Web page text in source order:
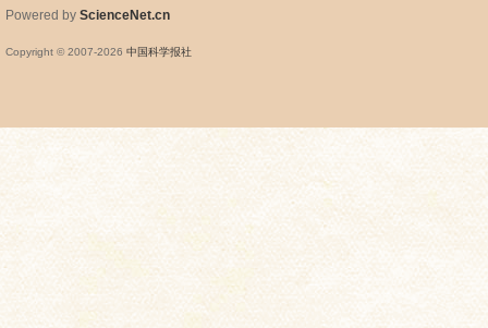
Powered by ScienceNet.cn
Copyright © 2007-2026 中国科学报社